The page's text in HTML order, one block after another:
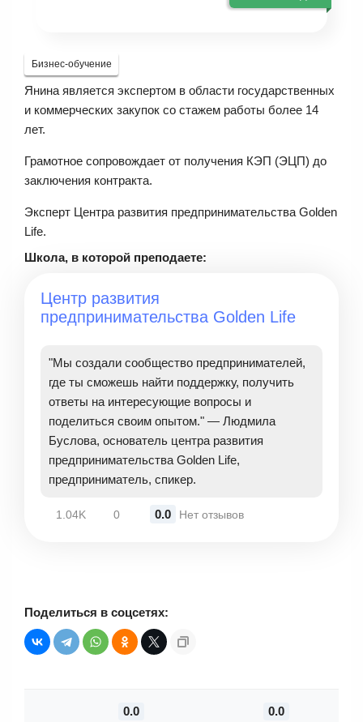
Бизнес-обучение
Янина является экспертом в области государственных
и коммерческих закупок со стажем работы более 14
лет.
Грамотное сопровождает от получения КЭП (ЭЦП) до
заключения контракта.
Эксперт Центра развития предпринимательства Golden
Life.
Школа, в которой преподаете:
Центр развития
предпринимательства Golden Life
"Мы создали сообщество предпринимателей,
где ты сможешь найти поддержку, получить
ответы на интересующие вопросы и
поделиться своим опытом." — Людмила
Буслова, основатель центра развития
предпринимательства Golden Life,
предприниматель, спикер.
1.04K 0 0.0 Нет отзывов
Поделиться в соцсетях:
0.0 0.0